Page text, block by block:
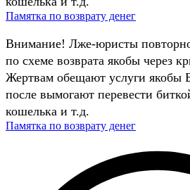
Памятка по возврату денег
Внимание! Лже-юристы повторно
по схеме возврата якобы через
Жертвам обещают услуги
после вымогают перевести
кошелька и т.д.
Памятка по возврату денег